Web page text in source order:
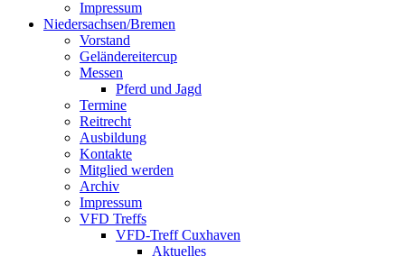
Impressum
Niedersachsen/Bremen
Vorstand
Geländereitercup
Messen
Pferd und Jagd
Termine
Reitrecht
Ausbildung
Kontakte
Mitglied werden
Archiv
Impressum
VFD Treffs
VFD-Treff Cuxhaven
Aktuelles